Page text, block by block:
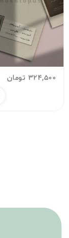
324,500 تومان